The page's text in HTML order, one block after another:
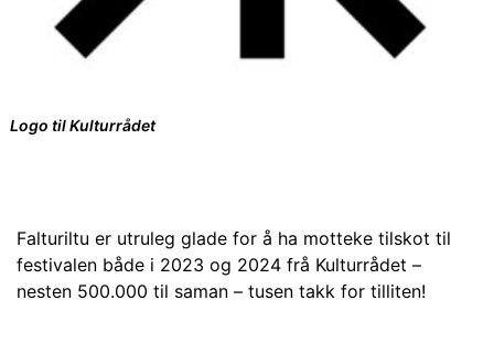
Logo til Kulturrådet
Falturiltu er utruleg glade for å ha motteke tilskot til
festivalen både i 2023 og 2024 frå Kulturrådet –
nesten 500.000 til saman – tusen takk for tilliten!